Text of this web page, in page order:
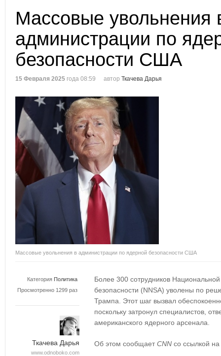
Массовые увольнения
администрации по
безопасности США
15 Февраля 2025 года 08:59 автор Ткачева Дарья
Массовые увольнения в администрации по ядерной безопасности США
Категория Политика
Просмотренно 1299 раз
Ткачева Дарья
www.odnoboko.com
Более 300 сотрудников
безопасности (NNSA) уволены по
Трампа.
Этот шаг вызвал
поскольку затронул специалистов,
американского ядерного арсенала.
Об этом сообщаетCNN со ссылкой